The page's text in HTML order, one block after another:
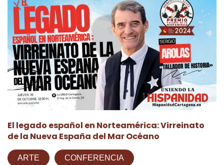
El legado español en Norteamérica: Virreinato
de la Nueva España del Mar Océano
ARTE CONFERENCIA